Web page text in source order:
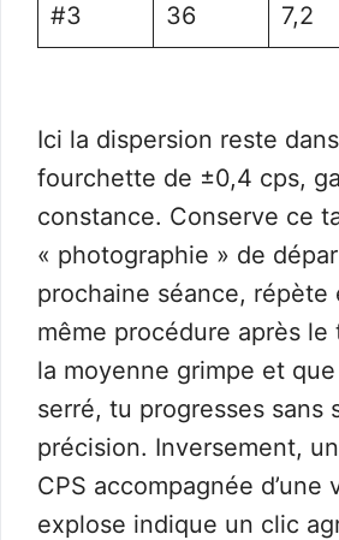
#3 36 7,2
Ici la dispersion reste
fourchette de ±0,4 cps,
constance. Conserve ce
« photographie » de
prochaine séance, répète
même procédure après le
la moyenne grimpe et que
serré, tu progresses sans
précision. Inversement,
CPS accompagnée d’une
explose indique un clic